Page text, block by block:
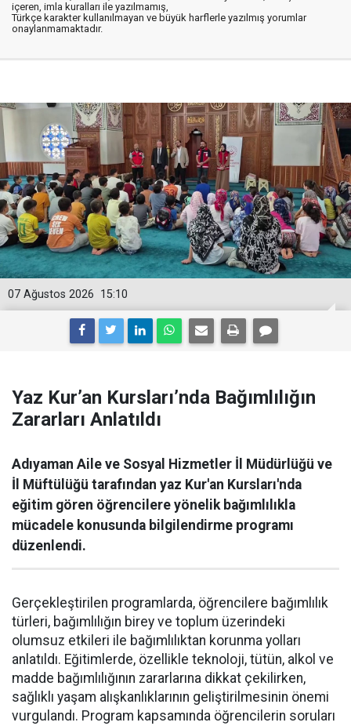
içeren, imla kuralları ile yazılmamış,
Türkçe karakter kullanılmayan ve büyük harflerle yazılmış yorumlar
onaylanmamaktadır.
15:10
07 Ağustos 2026
Yaz Kur’an Kursları’nda Bağımlılığın
Zararları Anlatıldı
Adıyaman Aile ve Sosyal Hizmetler İl Müdürlüğü ve
İl Müftülüğü tarafından yaz Kur'an Kursları'nda
eğitim gören öğrencilere yönelik bağımlılıkla
mücadele konusunda bilgilendirme programı
düzenlendi.
Gerçekleştirilen programlarda, öğrencilere bağımlılık
türleri, bağımlılığın birey ve toplum üzerindeki
olumsuz etkileri ile bağımlılıktan korunma yolları
anlatıldı. Eğitimlerde, özellikle teknoloji, tütün, alkol ve
madde bağımlılığının zararlarına dikkat çekilirken,
sağlıklı yaşam alışkanlıklarının geliştirilmesinin önemi
vurgulandı. Program kapsamında öğrencilerin soruları